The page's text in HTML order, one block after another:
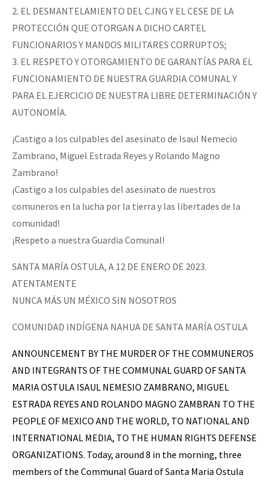
2. EL DESMANTELAMIENTO DEL CJNG Y EL CESE DE LA
PROTECCIÓN QUE OTORGAN A DICHO CARTEL
FUNCIONARIOS Y MANDOS MILITARES CORRUPTOS;
3. EL RESPETO Y OTORGAMIENTO DE GARANTÍAS PARA EL
FUNCIONAMIENTO DE NUESTRA GUARDIA COMUNAL Y
PARA EL EJERCICIO DE NUESTRA LIBRE DETERMINACIÓN Y
AUTONOMÍA.
¡Castigo a los culpables del asesinato de Isaul Nemecio
Zambrano, Miguel Estrada Reyes y Rolando Magno
Zambrano!
¡Castigo a los culpables del asesinato de nuestros
comuneros en la lucha por la tierra y las libertades de la
comunidad!
¡Respeto a nuestra Guardia Comunal!
SANTA MARÍA OSTULA, A 12 DE ENERO DE 2023.
ATENTAMENTE
NUNCA MÁS UN MÉXICO SIN NOSOTROS
COMUNIDAD INDÍGENA NAHUA DE SANTA MARÍA OSTULA
ANNOUNCEMENT BY THE MURDER OF THE COMMUNEROS
AND INTEGRANTS OF THE COMMUNAL GUARD OF SANTA
MARIA OSTULA ISAUL NEMESIO ZAMBRANO, MIGUEL
ESTRADA REYES AND ROLANDO MAGNO ZAMBRAN TO THE
PEOPLE OF MEXICO AND THE WORLD, TO NATIONAL AND
INTERNATIONAL MEDIA, TO THE HUMAN RIGHTS DEFENSE
ORGANIZATIONS. Today, around 8 in the morning, three
members of the Communal Guard of Santa Maria Ostula